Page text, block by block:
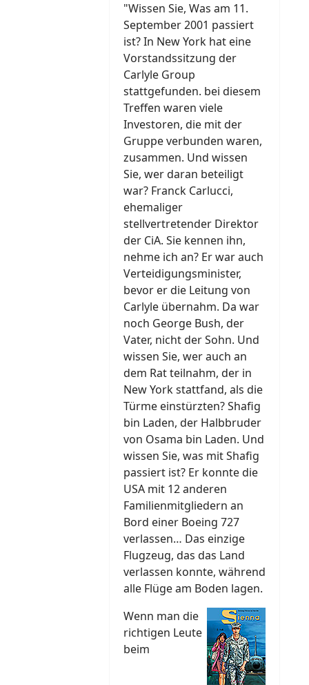
"Wissen Sie, Was am 11.
September 2001 passiert
ist? In New York hat eine
Vorstandssitzung der
Carlyle Group
stattgefunden. bei diesem
Treffen waren viele
Investoren, die mit der
Gruppe verbunden waren,
zusammen. Und wissen
Sie, wer daran beteiligt
war? Franck Carlucci,
ehemaliger
stellvertretender Direktor
der CiA. Sie kennen ihn,
nehme ich an? Er war auch
Verteidigungsminister,
bevor er die Leitung von
Carlyle übernahm. Da war
noch George Bush, der
Vater, nicht der Sohn. Und
wissen Sie, wer auch an
dem Rat teilnahm, der in
New York stattfand, als die
Türme einstürzten? Shafig
bin Laden, der Halbbruder
von Osama bin Laden. Und
wissen Sie, was mit Shafig
passiert ist? Er konnte die
USA mit 12 anderen
Familienmitgliedern an
Bord einer Boeing 727
verlassen… Das einzige
Flugzeug, das das Land
verlassen konnte, während
alle Flüge am Boden lagen.
Wenn man die
richtigen Leute
beim